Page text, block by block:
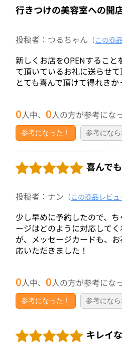
行きつけの美容室への開
投稿者：つるちゃん （この商
新しくお店をOPENすること
て頂いているお礼に送らせ
とても喜んで頂けて得れきか
0人中、0人の方が参考にな
参考になった！ 参考にな
喜んで
投稿者：ナン （この商品レビ
少し早めに予約したので、
ージはどのように対応して
が、メッセージカードも、
応いただきました！
0人中、0人の方が参考にな
参考になった！ 参考にな
キレイ